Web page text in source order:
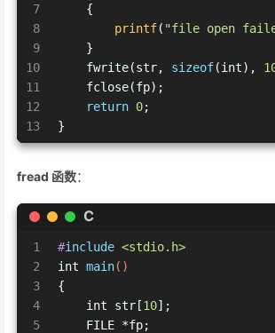
7
8
9
10
11
12
13
    {
printf( "file open
    }
    fwrite(str,
sizeof(int),
    fclose(fp);
return 0;
}
fread 函数：
C
1
2
3
4
5
#include <stdio.h>
int main()
{
int str[10];
    FILE *fp;